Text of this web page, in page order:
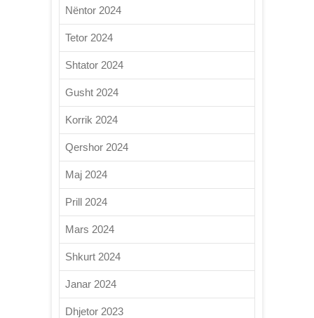
Nëntor 2024
Tetor 2024
Shtator 2024
Gusht 2024
Korrik 2024
Qershor 2024
Maj 2024
Prill 2024
Mars 2024
Shkurt 2024
Janar 2024
Dhjetor 2023